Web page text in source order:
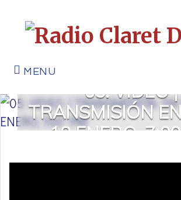
MENU
05. VIDEO |
TRANSMISIÓN
19 ENERO,